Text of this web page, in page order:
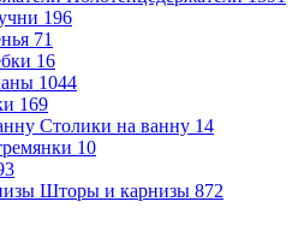
196
71
16
1044
169
Столики на ванну 14
10
Шторы и карнизы 872